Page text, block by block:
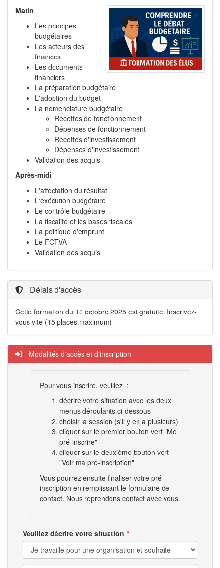
Matin
Les principes
budgétaires
Les acteurs des
finances
Les documents
financiers
La préparation budgétaire
L'adoption du budget
La nomenclature budgétaire
Recettes de fonctionnement
Dépenses de fonctionnement
Recettes d'investissement
Dépenses d'investissement
Validation des acquis
Après-midi
L'affectation du résultat
L'exécution budgétaire
Le contrôle budgétaire
La fiscalité et les bases fiscales
La politique d'emprunt
Le FCTVA
Validation des acquis
Délais d'accès
Cette formation du 13 octobre 2025 est gratuite. Inscrivez-
vous vite (15 places maximum)
Modalités d'accès et d'inscription
Pour vous inscrire, veuillez :
décrire votre situation avec les deux
menus déroulants ci-dessous
choisir la session (s'il y en a plusieurs)
cliquer sur le premier bouton vert "Me
pré-inscrire"
cliquer sur le deuxième bouton vert
"Voir ma pré-inscription"
Vous pourrez ensuite finaliser votre pré-
inscription en remplissant le formulaire de
contact. Nous reprendons contact avec vous.
Veuillez décrire votre situation